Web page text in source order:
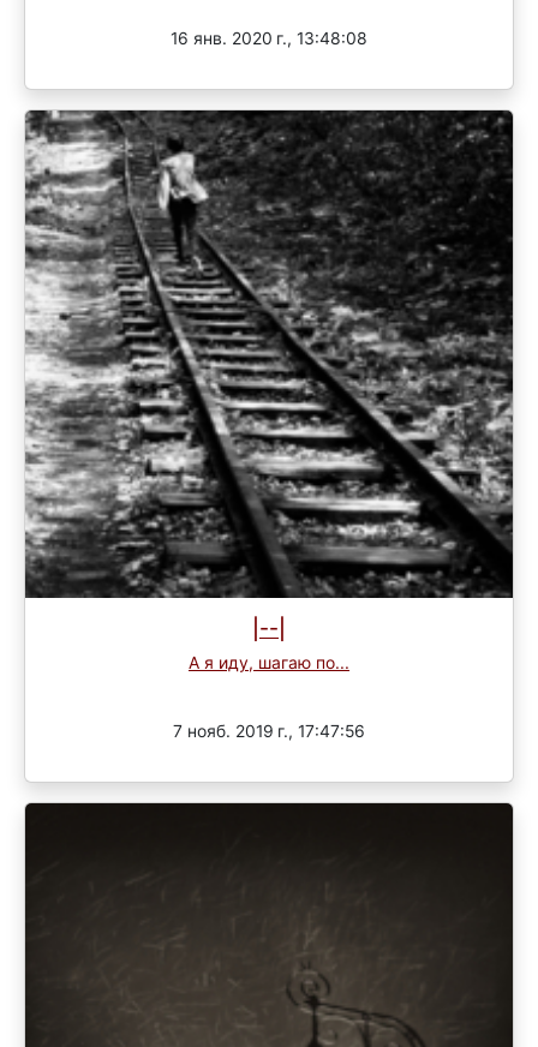
16 янв. 2020 г., 13:48:08
|--|
А я иду, шагаю по...
7 нояб. 2019 г., 17:47:56